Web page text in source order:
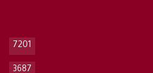
7201
3687